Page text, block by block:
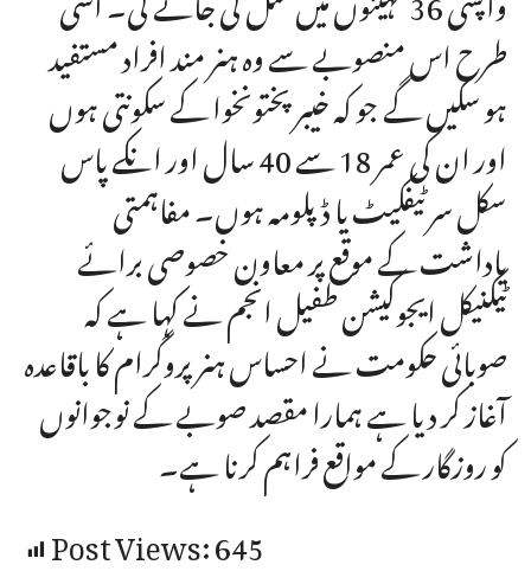
طرح اس منصوبے سے وہ ہنر مند افراد مستفید
ہو سکیں گے جو کہ خیبرپختونخوا کے سکونتی ہوں
اور ان کی عمر 18 سے 40 سال اور انکے پاس
سکل سرٹیفکیٹ یا ڈپلومہ ہوں۔ مفاہمتی
یاداشت کے موقع پر معاون خصوصی برائے
ٹیکنیکل ایجوکیشن طفیل انجم نے کہا ہے کہ
صوبائی حکومت نے احساس ہنر پروگرام کا باقاعدہ
آغاز کر دیا ہے ہمارا مقصد صوبے کے نوجوانوں
کو روزگار کے مواقع فراہم کرنا ہے۔
Post Views:645